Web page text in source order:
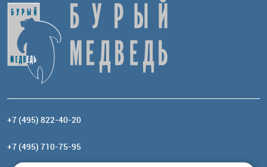
+7 (495) 822-40-20
+7 (495) 710-75-95